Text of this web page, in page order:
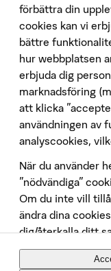
Booli Pro
Hittamäklare
Developer Portal
Följ oss på
Penningtvätt
Insättningsgarantin
Behandling av
Cookies
Tekniska krav
förbättra din
cookies kan vi
bättre
hur webbplatsen
erbjuda dig
marknadsföring
att klicka
användningen av
analyscookies,
När du använder
”nödvändiga”
Om du inte vill
ändra dina
dig/återkalla ditt
Policy.
datainsamling på